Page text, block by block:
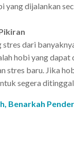
dijalankan
dari
hobi yang
stres baru. Jika
segera
Benarkah